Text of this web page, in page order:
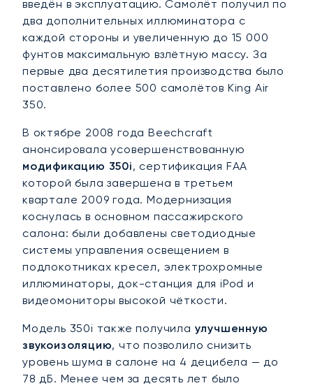
введён в эксплуатацию. Самолёт получил по
два дополнительных иллюминатора с
каждой стороны и увеличенную до 15 000
фунтов максимальную взлётную массу. За
первые два десятилетия производства было
поставлено более 500 самолётов King Air
350.
В октябре 2008 года Beechcraft
анонсировала усовершенствованную
модификацию 350i, сертификация FAA
которой была завершена в третьем
квартале 2009 года. Модернизация
коснулась в основном пассажирского
салона: были добавлены светодиодные
системы управления освещением в
подлокотниках кресел, электрохромные
иллюминаторы, док-станция для iPod и
видеомониторы высокой чёткости.
Модель 350i также получила улучшенную
звукоизоляцию, что позволило снизить
уровень шума в салоне на 4 децибела — до
78 дБ. Менее чем за десять лет было